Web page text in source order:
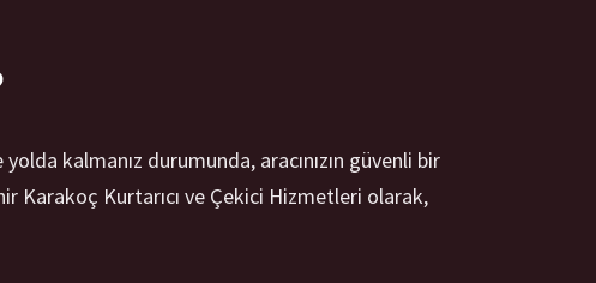
kalmanız durumunda, aracınızın güvenli bir
Karakoç Kurtarıcı ve Çekici Hizmetleri olarak,